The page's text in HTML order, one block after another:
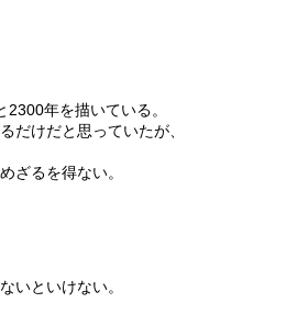
年を描いている。
だけだと思っていたが、
ざるを得ない。
いといけない。